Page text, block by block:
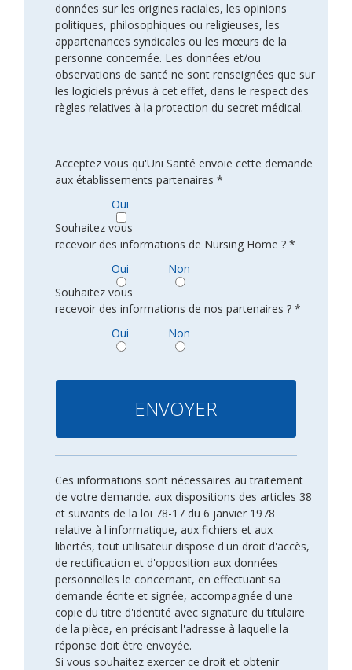
données sur les origines raciales, les opinions
politiques, philosophiques ou religieuses, les
appartenances syndicales ou les mœurs de la
personne concernée. Les données et/ou
observations de santé ne sont renseignées que sur
les logiciels prévus à cet effet, dans le respect des
règles relatives à la protection du secret médical.
Acceptez vous qu'Uni Santé envoie cette demande
aux établissements partenaires *
Oui
Souhaitez vous
recevoir des informations de Nursing Home ? *
Oui
Non
Souhaitez vous
recevoir des informations de nos partenaires ? *
Oui
Non
Ces informations sont nécessaires au traitement
de votre demande. aux dispositions des articles 38
et suivants de la loi 78-17 du 6 janvier 1978
relative à l'informatique, aux fichiers et aux
libertés, tout utilisateur dispose d'un droit d'accès,
de rectification et d'opposition aux données
personnelles le concernant, en effectuant sa
demande écrite et signée, accompagnée d'une
copie du titre d'identité avec signature du titulaire
de la pièce, en précisant l'adresse à laquelle la
réponse doit être envoyée.
Si vous souhaitez exercer ce droit et obtenir